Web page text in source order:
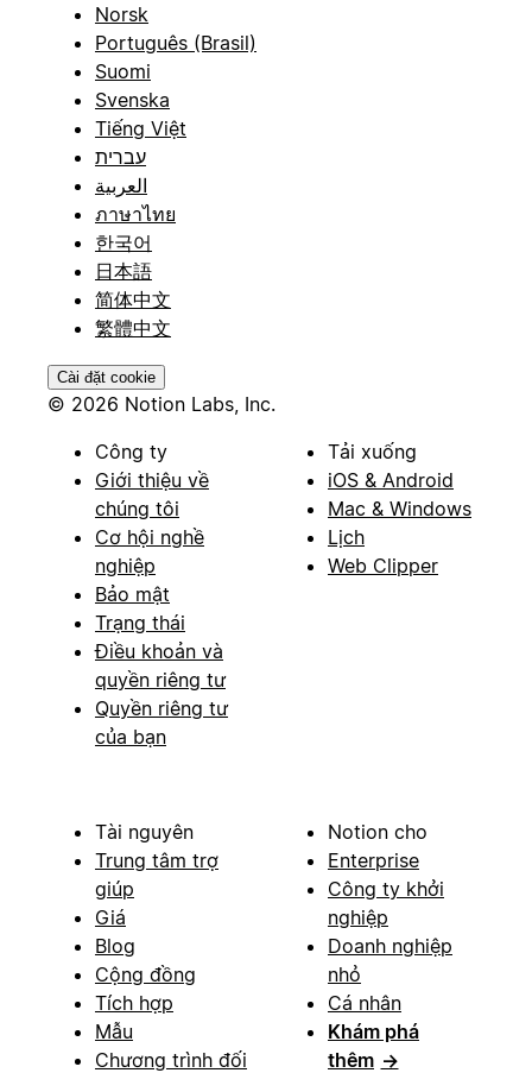
Norsk
Português (Brasil)
Suomi
Svenska
Tiếng Việt
עברית
العربية
ภาษาไทย
한국어
日本語
简体中文
繁體中文
Cài đặt cookie
© 2026 Notion Labs, Inc.
Công ty
Giới thiệu về
chúng tôi
Cơ hội nghề
nghiệp
Bảo mật
Trạng thái
Điều khoản và
quyền riêng tư
Quyền riêng tư
của bạn
Tải xuống
iOS & Android
Mac & Windows
Lịch
Web Clipper
Tài nguyên
Trung tâm trợ
giúp
Giá
Blog
Cộng đồng
Tích hợp
Mẫu
Chương trình đối
Notion cho
Enterprise
Công ty khởi
nghiệp
Doanh nghiệp
nhỏ
Cá nhân
Khám phá
thêm →